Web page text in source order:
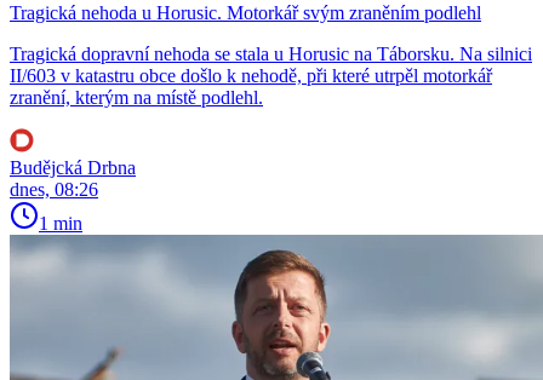
Tragická nehoda u Horusic. Motorkář svým zraněním podlehl
Tragická dopravní nehoda se stala u Horusic na Táborsku. Na silnici
II/603 v katastru obce došlo k nehodě, při které utrpěl motorkář
zranění, kterým na místě podlehl.
Budějcká Drbna
dnes, 08:26
1 min